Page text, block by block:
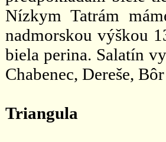
Nízkym Tatrám
nadmorskou výškou
biela perina. Salatín
Chabenec, Dereše,
Triangula